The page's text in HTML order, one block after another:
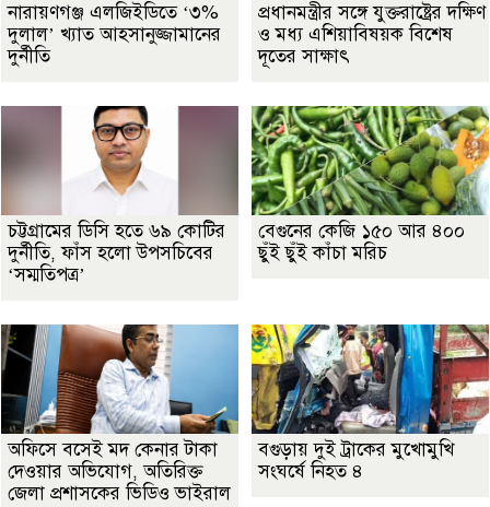
নারায়ণগঞ্জ এলজিইডিতে ‘৩%
দুলাল’ খ্যাত আহসানুজ্জামানের
দুর্নীতি
প্রধানমন্ত্রীর সঙ্গে যুক্তরাষ্ট্রের দক্ষিণ
ও মধ্য এশিয়াবিষয়ক বিশেষ
দূতের সাক্ষাৎ
চট্টগ্রামের ডিসি হতে ৬৯ কোটির
দুর্নীতি, ফাঁস হলো উপসচিবের
‘সম্মতিপত্র’
বেগুনের কেজি ১৫০ আর ৪০০
ছুঁই ছুঁই কাঁচা মরিচ
অফিসে বসেই মদ কেনার টাকা
দেওয়ার অভিযোগ, অতিরিক্ত
জেলা প্রশাসকের ভিডিও ভাইরাল
বগুড়ায় দুই ট্রাকের মুখোমুখি
সংঘর্ষে নিহত ৪